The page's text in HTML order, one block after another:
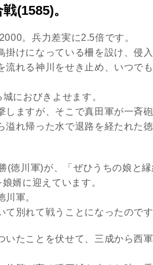
(1585)。
。兵力差実に2.5倍です。
けになっている柵を設け、侵
れる神川をせき止め、いつで
におびきよせます。
ますが、そこで真田軍が一斉
溢れ帰った水で退路を経たれた
(徳川軍)が、「ぜひうちの娘と
婿に迎えています。
軍。
別れて戦うことになったのです
たことを伏せて、三成から西
アルジ
Shop